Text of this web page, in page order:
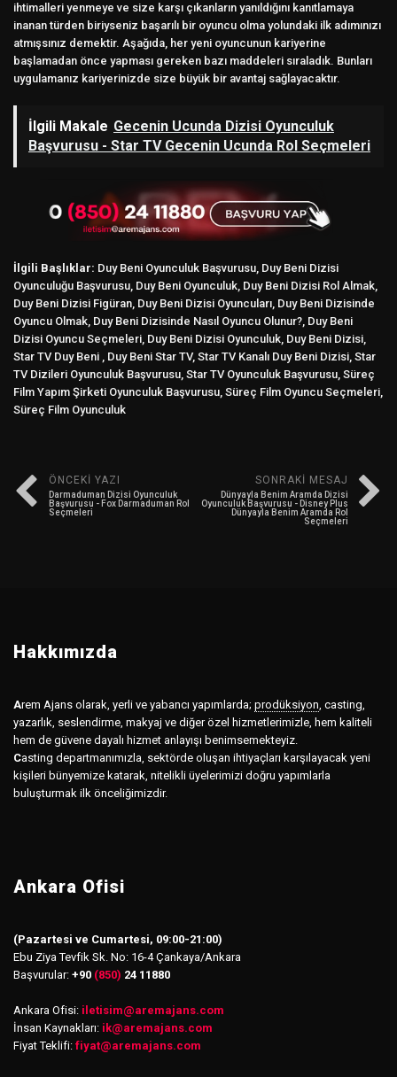
ihtimalleri yenmeye ve size karşı çıkanların yanıldığını kanıtlamaya
inanan türden biriyseniz başarılı bir oyuncu olma yolundaki ilk adımınızı
atmışsınız demektir. Aşağıda, her yeni oyuncunun kariyerine
başlamadan önce yapması gereken bazı maddeleri sıraladık. Bunları
uygulamanız kariyerinizde size büyük bir avantaj sağlayacaktır.
İlgili Makale Gecenin Ucunda Dizisi Oyunculuk
Başvurusu - Star TV Gecenin Ucunda Rol Seçmeleri
İlgili Başlıklar: Duy Beni Oyunculuk Başvurusu, Duy Beni Dizisi
Oyunculuğu Başvurusu, Duy Beni Oyunculuk, Duy Beni Dizisi Rol Almak,
Duy Beni Dizisi Figüran, Duy Beni Dizisi Oyuncuları, Duy Beni Dizisinde
Oyuncu Olmak, Duy Beni Dizisinde Nasıl Oyuncu Olunur?, Duy Beni
Dizisi Oyuncu Seçmeleri, Duy Beni Dizisi Oyunculuk, Duy Beni Dizisi,
Star TV Duy Beni , Duy Beni Star TV, Star TV Kanalı Duy Beni Dizisi, Star
TV Dizileri Oyunculuk Başvurusu, Star TV Oyunculuk Başvurusu, Süreç
Film Yapım Şirketi Oyunculuk Başvurusu, Süreç Film Oyuncu Seçmeleri,
Süreç Film Oyunculuk
ÖNCEKI YAZI
Darmaduman Dizisi Oyunculuk
Başvurusu - Fox Darmaduman Rol
Seçmeleri
SONRAKI MESAJ
Dünyayla Benim Aramda Dizisi
Oyunculuk Başvurusu - Disney Plus
Dünyayla Benim Aramda Rol
Seçmeleri
Hakkımızda
Arem Ajans olarak, yerli ve yabancı yapımlarda; prodüksiyon casting,
yazarlık, seslendirme, makyaj ve diğer özel hizmetlerimizle, hem kaliteli
hem de güvene dayalı hizmet anlayışı benimsemekteyiz.
Casting departmanımızla, sektörde oluşan ihtiyaçları karşılayacak yeni
kişileri bünyemize katarak, nitelikli üyelerimizi doğru yapımlarla
buluşturmak ilk önceliğimizdir.
Ankara Ofisi
(Pazartesi ve Cumartesi, 09:00-21:00)
Ebu Ziya Tevfik Sk. No: 16-4 Çankaya/Ankara
Başvurular: +90 (850) 24 11880
Ankara Ofisi: iletisim@aremajans.com
İnsan Kaynakları: ik@aremajans.com
Fiyat Teklifi: fiyat@aremajans.com